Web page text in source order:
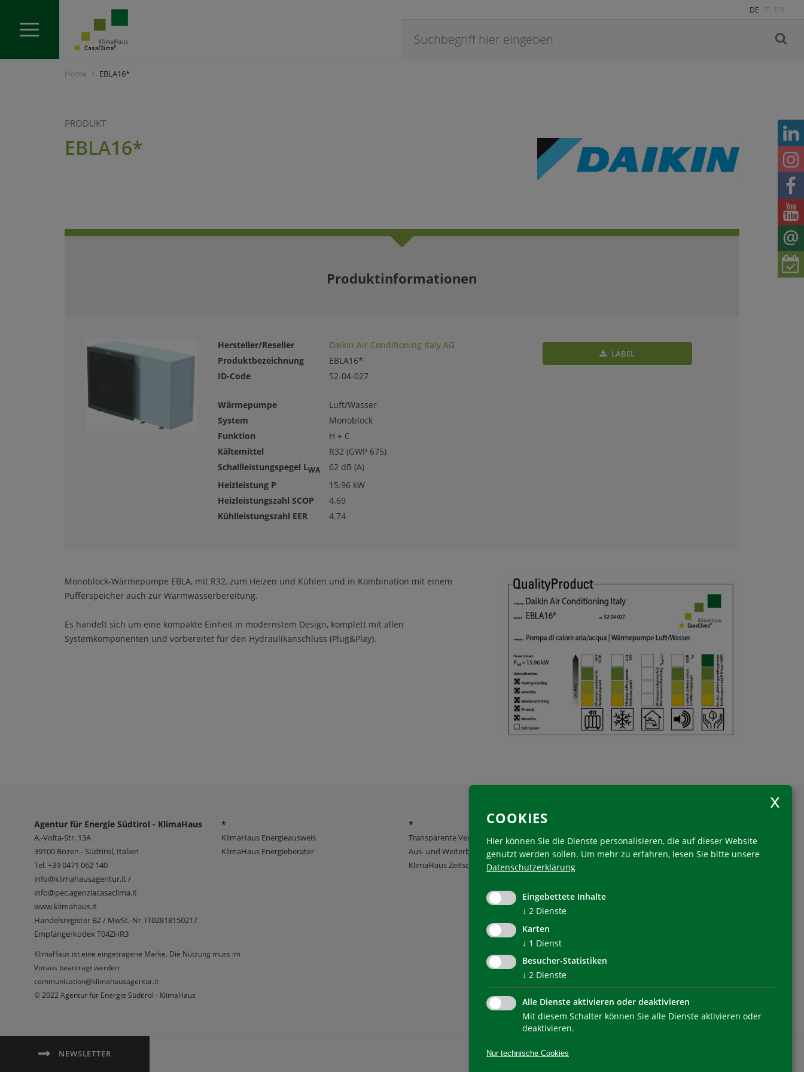
DE IT EN
Home EBLA16*
PRODUKT
EBLA16*
Produktinformationen
Hersteller/Reseller
Daikin Air Conditioning Italy AG
Produktbezeichnung
EBLA16*
ID-Code
52-04-027
Wärmepumpe
Luft/Wasser
System
Monoblock
Funktion
H + C
Kältemittel
R32 (GWP 675)
Schallleistungspegel LWA
62 dB (A)
Heizleistung P
15.96 kW
Heizleistungszahl SCOP
4.69
Kühlleistungszahl EER
4.74
LABEL
Monoblock-Wärmepumpe EBLA, mit R32, zum Heizen und Kühlen und in Kombination mit einem
Pufferspeicher auch zur Warmwasserbereitung.
Es handelt sich um eine kompakte Einheit in modernstem Design, komplett mit allen
Systemkomponenten und vorbereitet für den Hydraulikanschluss (Plug&Play).
Agentur für Energie Südtirol - KlimaHaus
A.-Volta-Str. 13A
39100 Bozen - Südtirol, Italien
Tel.+39 0471 062 140
info@klimahausagentur.it /
info@pec.agenziacasaclima.it
www.klimahaus.it
Handelsregister BZ / MwSt.-Nr. IT02818150217
Empfängerkodex T04ZHR3
*
KlimaHaus Energieausweis
KlimaHaus Energieberater
*
Transparente Verwaltung
Aus- und Weiterbildung
KlimaHaus Zeitschriften
KlimaHaus ist eine eingetragene Marke. Die Nutzung muss im
Voraus beantragt werden:
communication@klimahausagentur.it
© 2022 Agentur für Energie Südtirol - KlimaHaus
NEWSLETTER
COOKIES
Hier können Sie die Dienste personalisieren, die auf dieser Website
genutzt werden sollen. Um mehr zu erfahren, lesen Sie bitte unsere
Datenschutzerklärung
Eingebettete Inhalte
↓ 2 Dienste
Karten
↓ 1 Dienst
Besucher-Statistiken
↓ 2 Dienste
Alle Dienste aktivieren oder deaktivieren
Mit diesem Schalter können Sie alle Dienste aktivieren oder
deaktivieren.
Nur technische Cookies